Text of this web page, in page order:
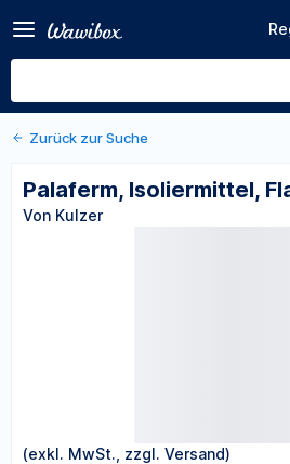
Flasche à 80 ml
Von Kulzer
Zurück zur Suche
Palaferm, Isoliermittel,
Von Kulzer
(exkl. MwSt., zzgl. Versand)